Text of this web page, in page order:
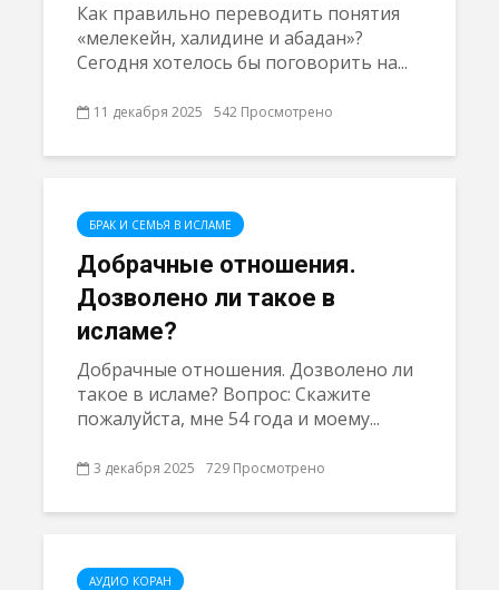
Как правильно переводить понятия
«мелекейн, халидине и абадан»?
Сегодня хотелось бы поговорить на...
11 декабря 2025 542 Просмотрено
БРАК И СЕМЬЯ В ИСЛАМЕ
Добрачные отношения.
Дозволено ли такое в
исламе?
Добрачные отношения. Дозволено ли
такое в исламе? Вопрос: Скажите
пожалуйста, мне 54 года и моему...
3 декабря 2025 729 Просмотрено
АУДИО КОРАН